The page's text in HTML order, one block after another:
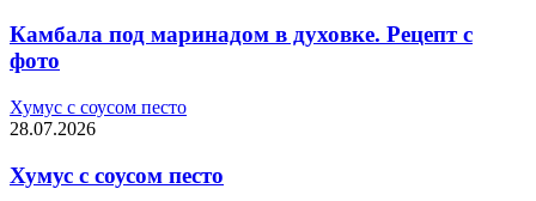
Камбала под маринадом в духовке. Рецепт с
фото
Хумус с соусом песто
28.07.2026
Хумус с соусом песто